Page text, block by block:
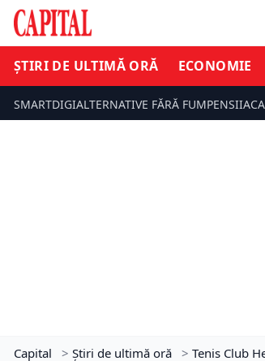
ȘTIRI DE ULTIMĂ ORĂ ECONOMIE
SMARTDIGIALTERNATIVE FĂRĂ FUMPENSII
Capital > Știri de ultimă oră > Tenis Club